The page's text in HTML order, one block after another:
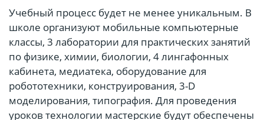
Учебный процесс будет не менее уникальным. В
школе организуют мобильные компьютерные
классы, 3 лаборатории для практических занятий
по физике, химии, биологии, 4 лингафонных
кабинета, медиатека, оборудование для
робототехники, конструирования, 3-D
моделирования, типография. Для проведения
уроков технологии мастерские будут обеспечены